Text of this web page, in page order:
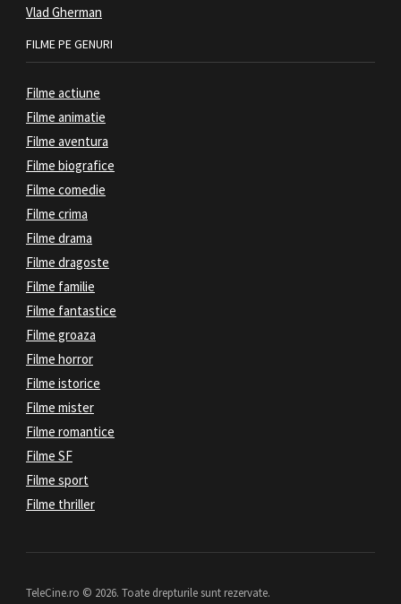
Vlad Gherman
FILME PE GENURI
Filme actiune
Filme animatie
Filme aventura
Filme biografice
Filme comedie
Filme crima
Filme drama
Filme dragoste
Filme familie
Filme fantastice
Filme groaza
Filme horror
Filme istorice
Filme mister
Filme romantice
Filme SF
Filme sport
Filme thriller
TeleCine.ro © 2026. Toate drepturile sunt rezervate.